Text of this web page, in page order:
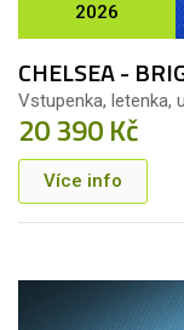
2026
CHELSEA -
Vstupenka, letenka,
20 390 Kč
Více info